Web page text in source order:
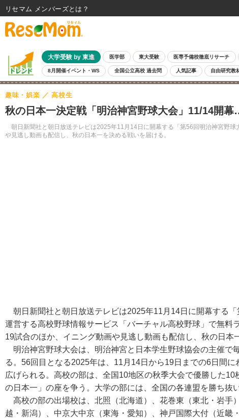
大学受験 by 東進 医学部 東大受験 医専予備校徹底リサーチ
8月開催イベント・WS 全国公立高校 過去問 人気記事 自由研究教
秋の日本一決定戦「明治神宮野球大会」11/14開
朝日新聞社と朝日放送テレビは2025年11月14日に開幕する「第56回明治神宮野
や見逃し動画も配信し、秋の日本一を決める戦いを届ける。
趣味・娯楽 高校生
朝日新聞社と朝日放送テレビは2025年11月14日に開幕する
運営する高校野球情報サービス「バーチャル高校野球」で無料
19試合のほか、イニング動画や見逃し動画も配信し、秋の日本
明治神宮野球大会は、明治神宮と日本学生野球協会の主催で
る。56回目となる2025年は、11月14日から19日までの6日間
広げられる。高校の部は、全国10地区の秋季大会で優勝した
の日本一」の座を争う。大学の部には、全国の各連盟を勝ち抜
高校の部の出場校は、北照（北海道）、花巻東（東北・岩手
越・新潟）、中京大中京（東海・愛知）、神戸国際大付（近畿
リセマム メンバーズ